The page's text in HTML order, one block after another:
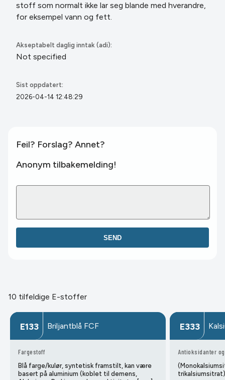
stoff som normalt ikke lar seg blande med hverandre,
for eksempel vann og fett.
Akseptabelt daglig inntak (adi):
Not specified
Sist oppdatert:
2026-04-14 12:48:29
Feil? Forslag? Annet?
Anonym tilbakemelding!
SEND
10 tilfeldige E-stoffer
E133 Briljantblå FCF
Fargestoff
Blå farge/kulør, syntetisk framstilt, kan være
basert på aluminium (koblet til demens,
E333
Antioksidanter